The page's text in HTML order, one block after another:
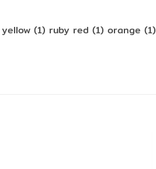
yellow (1) ruby red (1) orange (1)